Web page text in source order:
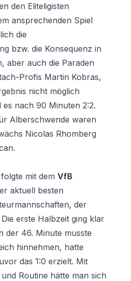
den Eliteligisten
ansprechenden Spiel
die
bzw. die Konsequenz in
aber auch die Paraden
Profis Martin Kobras,
nicht möglich
es nach 90 Minuten 2:2.
Alberschwende waren
Nicolas Rhomberg
mit dem VfB
aktuell besten
der
erste Halbzeit ging klar
der 46. Minute musste
hinnehmen, hatte
das 1:0 erzielt. Mit
Routine hätte man sich